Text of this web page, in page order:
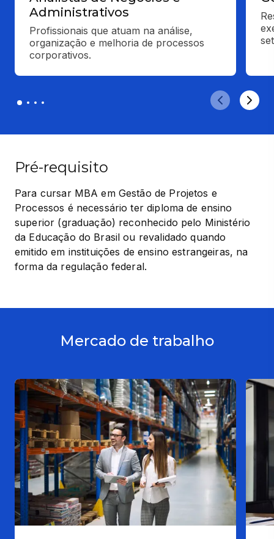
Administrativos
Profissionais que atuam na análise,
organização e melhoria de processos
corporativos.
Pré-requisito
Para cursar MBA em Gestão de Projetos e
Processos é necessário ter diploma de ensino
superior (graduação) reconhecido pelo Ministério
da Educação do Brasil ou revalidado quando
emitido em instituições de ensino estrangeiras, na
forma da regulação federal.
Mercado de trabalho